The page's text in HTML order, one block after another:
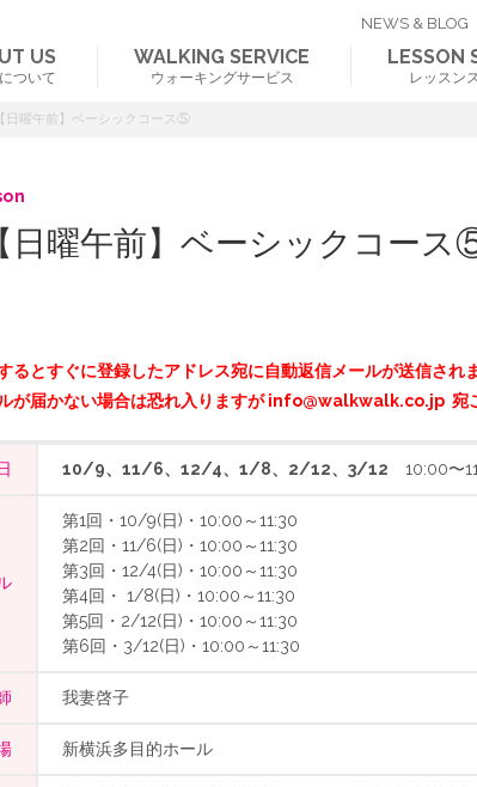
NEWS & BLOG
US
ついて
WALKING SERVICE
ウォーキングサービス
LESSON
レッスン
日曜午前】ベーシックコース⑤
日曜午前】ベーシックコース
るとすぐに登録したアドレス宛に自動返信メールが送信されま
が届かない場合は恐れ入りますが info@walkwalk.co.jp 宛
10/9、11/6、12/4、1/8、2/12、3/12 10:00〜
第1回・10/9(日)・10:00～11:30
第2回・11/6(日)・10:00～11:30
第3回・12/4(日)・10:00～11:30
第4回・ 1/8(日)・10:00～11:30
第5回・2/12(日)・10:00～11:30
第6回・3/12(日)・10:00～11:30
我妻啓子
新横浜多目的ホール